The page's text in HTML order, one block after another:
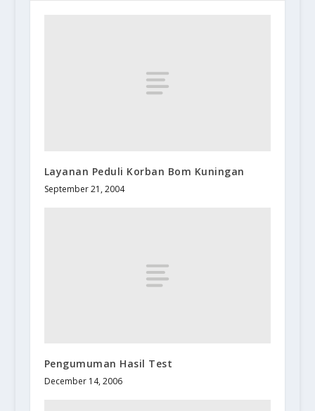
Layanan Peduli Korban Bom Kuningan
September 21, 2004
Pengumuman Hasil Test
December 14, 2006